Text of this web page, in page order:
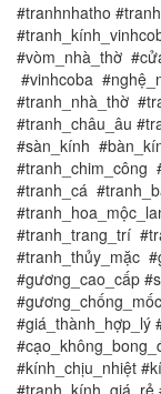
#tranhnhatho
#vòm_nhà_thờ
#vinhcoba
#tranh_nhà_thờ
#tranh_châu_âu
#sàn_kính
#tranh_chim_công
#tranh_cá
#tranh_trang_trí
#tranh_thủy_mặc
#gương_cao_cấp
#giá_thành_hợp_lý
#kính_chịu_nhiệt